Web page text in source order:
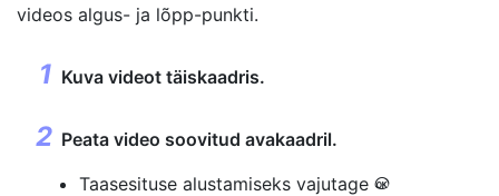
videos algus- ja lõpp-punkti.
Kuva videot täiskaadris.
Peata video soovitud avakaadril.
Taasesituse alustamiseks vajutage J